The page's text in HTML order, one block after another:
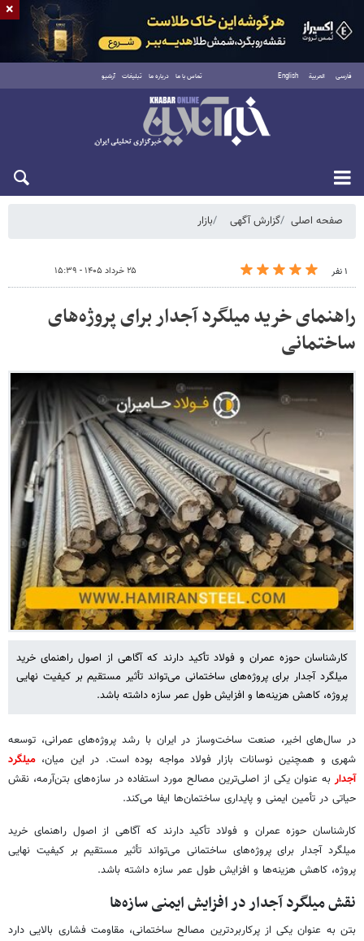
فارسی العربية English تماس با ما درباره ما تبلیغات آرشیو
شنبه ۱۷ مرداد ۱۴۰۵
صفحه اصلی گزارش آگهی بازار
۱ نفر ۲۵ خرداد ۱۴۰۵ - ۱۵:۳۹
راهنمای خرید میلگرد آجدار برای پروژه‌های
ساختمانی
کارشناسان حوزه عمران و فولاد تأکید دارند که آگاهی از اصول راهنمای خرید
میلگرد آجدار برای پروژه‌های ساختمانی می‌تواند تأثیر مستقیم بر کیفیت نهایی
پروژه، کاهش هزینه‌ها و افزایش طول عمر سازه داشته باشد.
در سال‌های اخیر، صنعت ساخت‌وساز در ایران با رشد پروژه‌های عمرانی، توسعه
شهری و همچنین نوسانات بازار فولاد مواجه بوده است. در این میان، میلگرد
آجداربه عنوان یکی از اصلی‌ترین مصالح مورد استفاده در سازه‌های بتن‌آرمه، نقش
حیاتی در تأمین ایمنی و پایداری ساختمان‌ها ایفا می‌کند.
کارشناسان حوزه عمران و فولاد تأکید دارند که آگاهی از اصول راهنمای خرید
میلگرد آجدار برای پروژه‌های ساختمانی می‌تواند تأثیر مستقیم بر کیفیت نهایی
پروژه، کاهش هزینه‌ها و افزایش طول عمر سازه داشته باشد.
نقش میلگرد آجدار در افزایش ایمنی سازه‌ها
بتن به عنوان یکی از پرکاربردترین مصالح ساختمانی، مقاومت فشاری بالایی دارد
×